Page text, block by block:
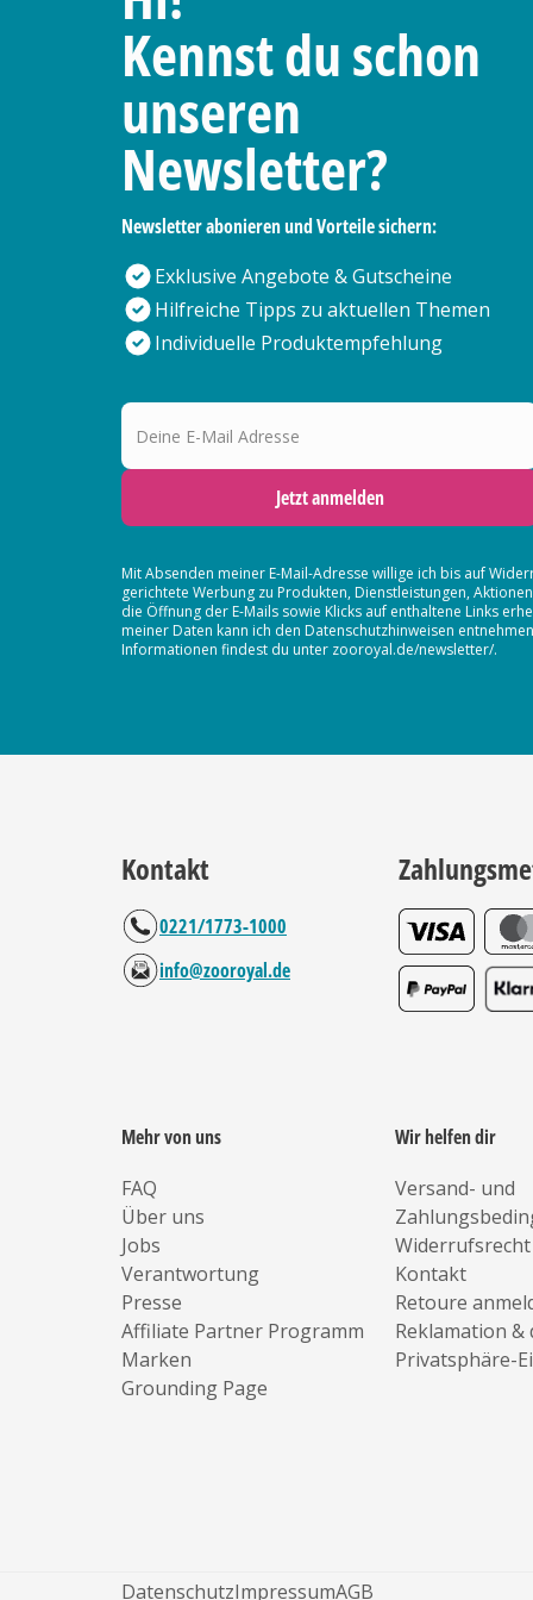
Kennst du schon
unseren
Newsletter?
Newsletter abonieren und Vorteile sichern:
Exklusive Angebote & Gutscheine
Hilfreiche Tipps zu aktuellen Themen
Individuelle Produktempfehlung
Deine E-Mail Adresse
Jetzt anmelden
Mit Absenden meiner E-Mail-Adresse willige ich bis auf
gerichtete Werbung zu Produkten, Dienstleistungen,
die Öffnung der E-Mails sowie Klicks auf enthaltene Links
meiner Daten kann ich den Datenschutzhinweisen
Informationen findest du unter zooroyal.de/newsletter/.
Kontakt
0221/1773-1000
info@zooroyal.de
Mehr von uns
FAQ
Über uns
Jobs
Verantwortung
Presse
Affiliate Partner Programm
Marken
Grounding Page
Wir helfen dir
Versand- und
Widerrufsrecht
Kontakt
Retoure
Reklamation &
Privatsphäre-
DatenschutzImpressumAGB